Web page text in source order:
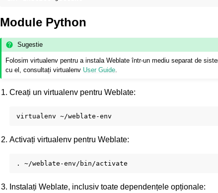
Module Python
Sugestie
Folosim virtualenv pentru a instala Weblate într-un mediu separat de
cu el, consultați virtualenv User Guide.
Creați un virtualenv pentru Weblate:
virtualenv
Activați virtualenv pentru Weblate:
.
Instalați Weblate, inclusiv toate dependențele opționale: